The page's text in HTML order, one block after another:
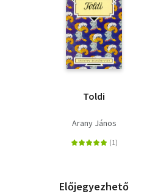
Toldi
Arany János
Előjegyezhető